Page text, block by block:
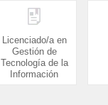
Licenciado/a en
Gestión de
Tecnología de la
Información